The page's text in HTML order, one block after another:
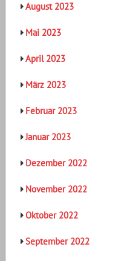
August 2023
Mai 2023
April 2023
März 2023
Februar 2023
Januar 2023
Dezember 2022
November 2022
Oktober 2022
September 2022